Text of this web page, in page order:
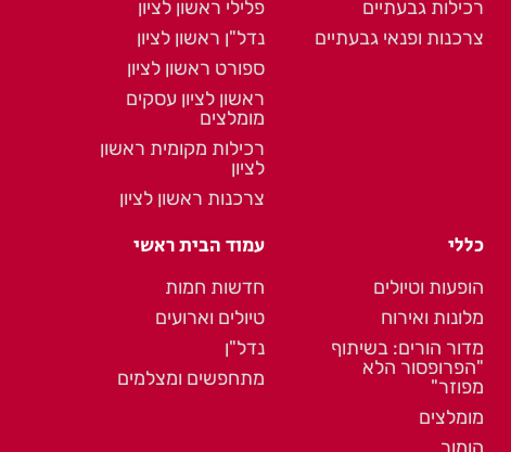
רכילות גבעתיים
צרכנות ופנאי גבעתיים
פלילי ראשון לציון
נדל"ן ראשון לציון
ספורט ראשון לציון
ראשון לציון עסקים
מומלצים
רכילות מקומית ראשון
לציון
צרכנות ראשון לציון
כללי
הופעות וטיולים
מלונות ואירוח
מדור הורים: בשיתוף
"הפרופסור הלא
מפוזר"
מומלצים
עמוד הבית ראשי
חדשות חמות
טיולים וארועים
נדל"ן
מתחפשים ומצלמים